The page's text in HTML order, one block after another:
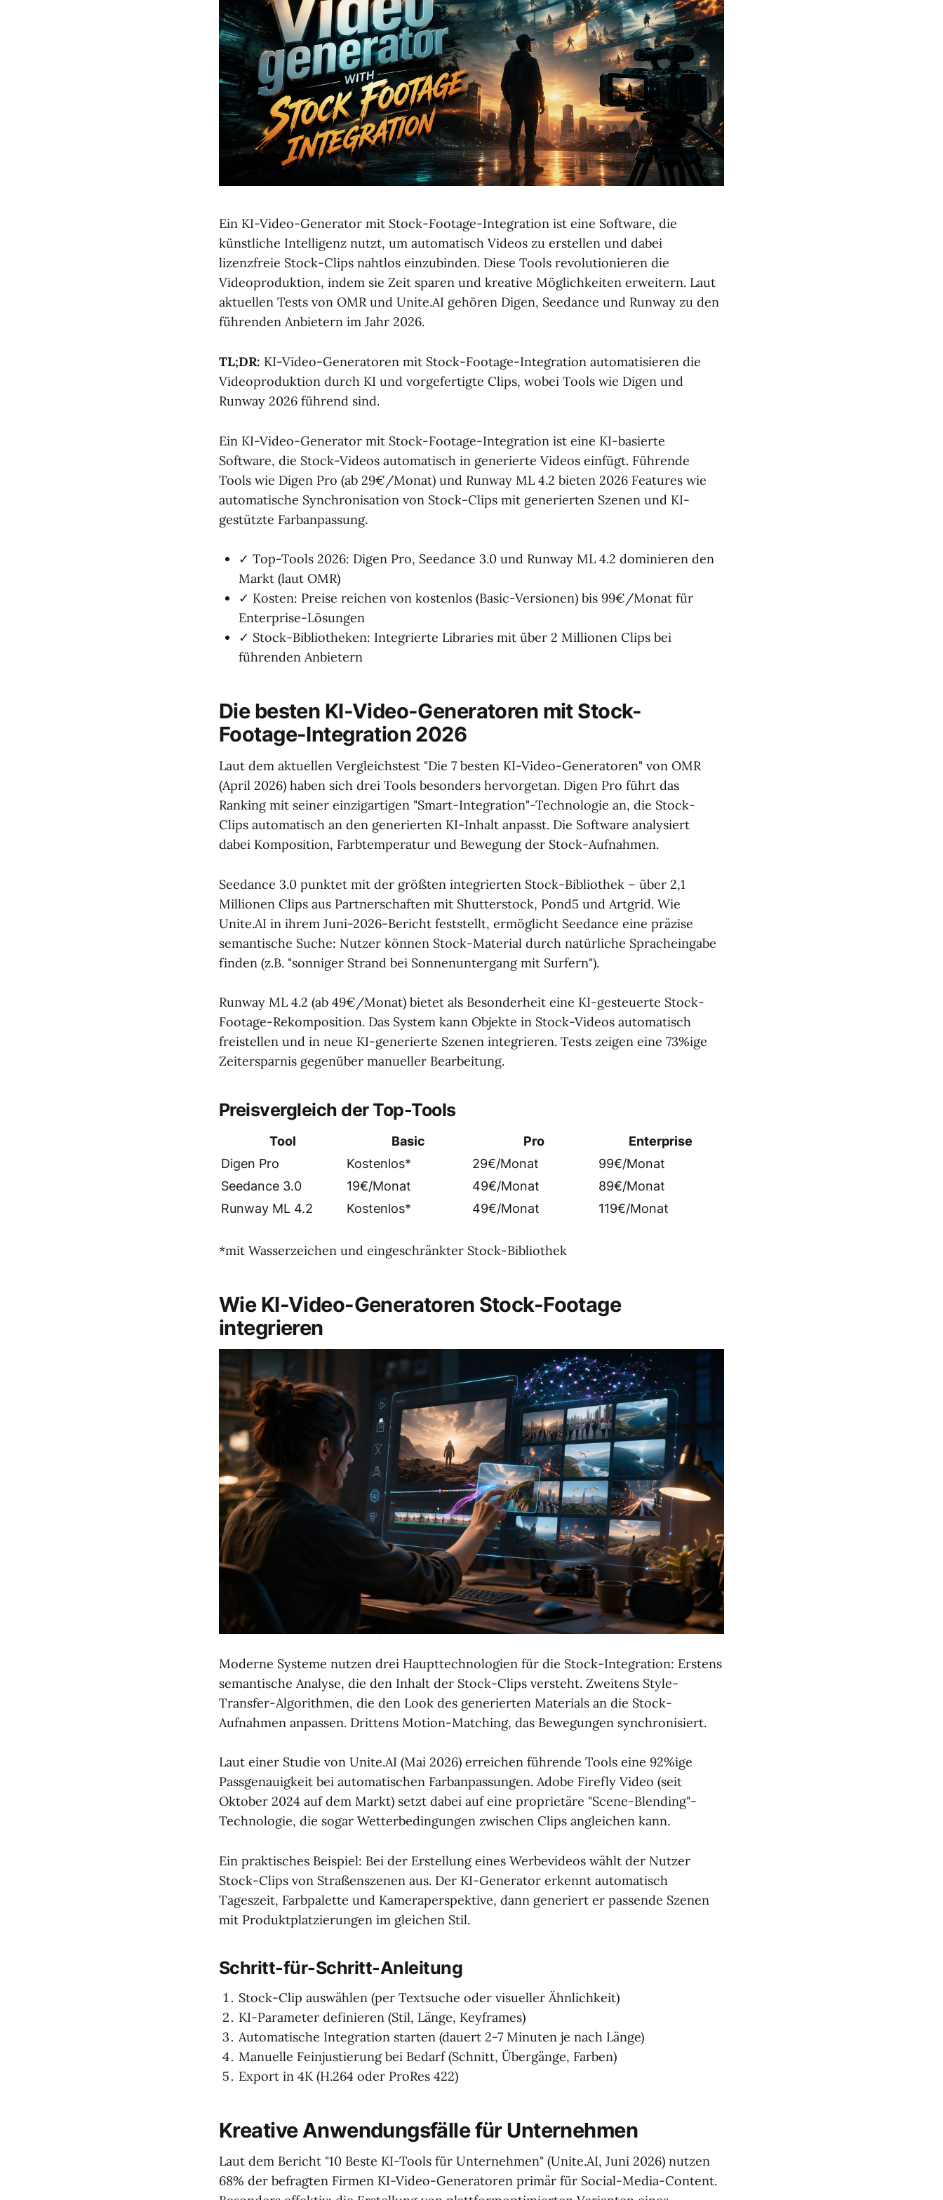
Ein KI-Video-Generator mit Stock-Footage-Integration ist eine Software, die
künstliche Intelligenz nutzt, um automatisch Videos zu erstellen und dabei
lizenzfreie Stock-Clips nahtlos einzubinden. Diese Tools revolutionieren die
Videoproduktion, indem sie Zeit sparen und kreative Möglichkeiten erweitern. Laut
aktuellen Tests von OMR und Unite.AI gehören Digen, Seedance und Runway zu den
führenden Anbietern im Jahr 2026.
TL;DR: KI-Video-Generatoren mit Stock-Footage-Integration automatisieren die
Videoproduktion durch KI und vorgefertigte Clips, wobei Tools wie Digen und
Runway 2026 führend sind.
Ein KI-Video-Generator mit Stock-Footage-Integration ist eine KI-basierte
Software, die Stock-Videos automatisch in generierte Videos einfügt. Führende
Tools wie Digen Pro (ab 29€/Monat) und Runway ML 4.2 bieten 2026 Features wie
automatische Synchronisation von Stock-Clips mit generierten Szenen und KI-
gestützte Farbanpassung.
✓ Top-Tools 2026: Digen Pro, Seedance 3.0 und Runway ML 4.2 dominieren den
Markt (laut OMR)
✓ Kosten: Preise reichen von kostenlos (Basic-Versionen) bis 99€/Monat für
Enterprise-Lösungen
✓ Stock-Bibliotheken: Integrierte Libraries mit über 2 Millionen Clips bei
führenden Anbietern
Die besten KI-Video-Generatoren mit Stock-
Footage-Integration 2026
Laut dem aktuellen Vergleichstest "Die 7 besten KI-Video-Generatoren" von OMR
(April 2026) haben sich drei Tools besonders hervorgetan. Digen Pro führt das
Ranking mit seiner einzigartigen "Smart-Integration"-Technologie an, die Stock-
Clips automatisch an den generierten KI-Inhalt anpasst. Die Software analysiert
dabei Komposition, Farbtemperatur und Bewegung der Stock-Aufnahmen.
Seedance 3.0 punktet mit der größten integrierten Stock-Bibliothek – über 2,1
Millionen Clips aus Partnerschaften mit Shutterstock, Pond5 und Artgrid. Wie
Unite.AI in ihrem Juni-2026-Bericht feststellt, ermöglicht Seedance eine präzise
semantische Suche: Nutzer können Stock-Material durch natürliche Spracheingabe
finden (z.B. "sonniger Strand bei Sonnenuntergang mit Surfern").
Runway ML 4.2 (ab 49€/Monat) bietet als Besonderheit eine KI-gesteuerte Stock-
Footage-Rekomposition. Das System kann Objekte in Stock-Videos automatisch
freistellen und in neue KI-generierte Szenen integrieren. Tests zeigen eine 73%ige
Zeitersparnis gegenüber manueller Bearbeitung.
Preisvergleich der Top-Tools
Tool Basic Pro
Enterprise
Digen Pro
Kostenlos* 29€/Monat
99€/Monat
Seedance 3.0
19€/Monat 49€/Monat
89€/Monat
Runway ML 4.2
Kostenlos* 49€/Monat 119€/Monat
*mit Wasserzeichen und eingeschränkter Stock-Bibliothek
Wie KI-Video-Generatoren Stock-Footage
integrieren
Moderne Systeme nutzen drei Haupttechnologien für die Stock-Integration: Erstens
semantische Analyse, die den Inhalt der Stock-Clips versteht. Zweitens Style-
Transfer-Algorithmen, die den Look des generierten Materials an die Stock-
Aufnahmen anpassen. Drittens Motion-Matching, das Bewegungen synchronisiert.
Laut einer Studie von Unite.AI (Mai 2026) erreichen führende Tools eine 92%ige
Passgenauigkeit bei automatischen Farbanpassungen. Adobe Firefly Video (seit
Oktober 2024 auf dem Markt) setzt dabei auf eine proprietäre "Scene-Blending"-
Technologie, die sogar Wetterbedingungen zwischen Clips angleichen kann.
Ein praktisches Beispiel: Bei der Erstellung eines Werbevideos wählt der Nutzer
Stock-Clips von Straßenszenen aus. Der KI-Generator erkennt automatisch
Tageszeit, Farbpalette und Kameraperspektive, dann generiert er passende Szenen
mit Produktplatzierungen im gleichen Stil.
Schritt-für-Schritt-Anleitung
Stock-Clip auswählen (per Textsuche oder visueller Ähnlichkeit)
KI-Parameter definieren (Stil, Länge, Keyframes)
Automatische Integration starten (dauert 2-7 Minuten je nach Länge)
Manuelle Feinjustierung bei Bedarf (Schnitt, Übergänge, Farben)
Export in 4K (H.264 oder ProRes 422)
Kreative Anwendungsfälle für Unternehmen
Laut dem Bericht "10 Beste KI-Tools für Unternehmen" (Unite.AI, Juni 2026) nutzen
68% der befragten Firmen KI-Video-Generatoren primär für Social-Media-Content.